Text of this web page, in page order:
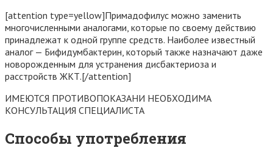
[attention type=yellow]Примадофилус можно заменить
многочисленными аналогами, которые по своему действию
принадлежат к одной группе средств. Наиболее известный
аналог — Бифидумбактерин, который также назначают даже
новорожденным для устранения дисбактериоза и
расстройств ЖКТ.[/attention]
ИМЕЮТСЯ ПРОТИВОПОКАЗАНИ НЕОБХОДИМА
КОНСУЛЬТАЦИЯ СПЕЦИАЛИСТА
Способы употребления